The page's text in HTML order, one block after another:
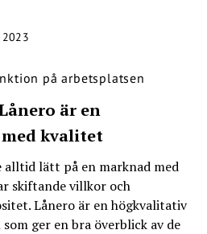
är en
kvalitet
lätt på en marknad med
skiftande villkor och
Lånero är en högkvalitativ
ger en bra överblick av de